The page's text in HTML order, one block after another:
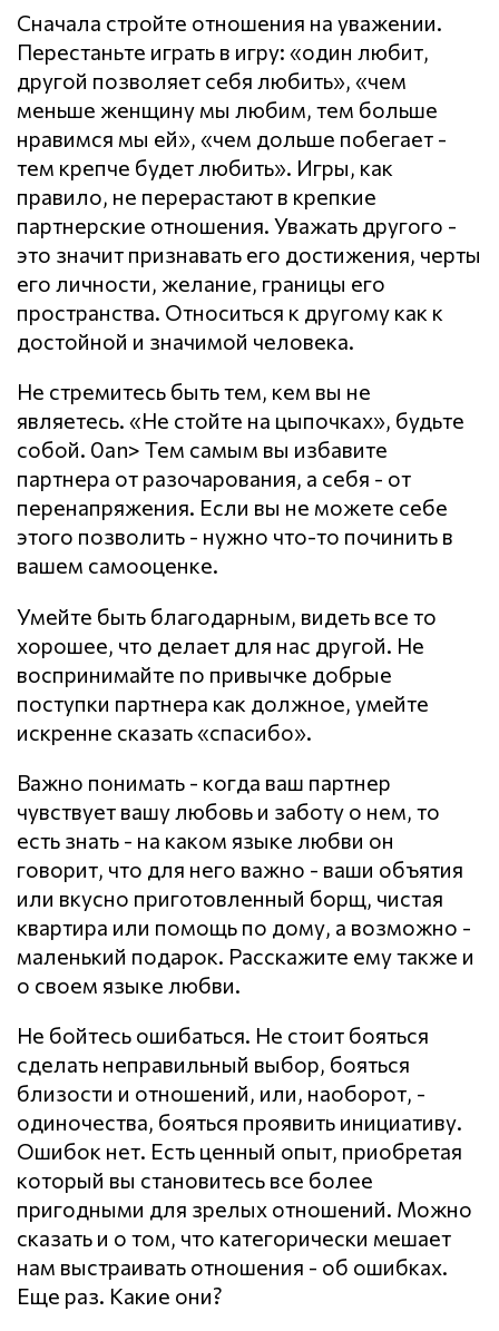
Сначала стройте отношения на уважении.
Перестаньте играть в игру: «один любит,
другой позволяет себя любить», «чем
меньше женщину мы любим, тем больше
нравимся мы ей», «чем дольше побегает -
тем крепче будет любить». Игры, как
правило, не перерастают в крепкие
партнерские отношения. Уважать другого -
это значит признавать его достижения, черты
его личности, желание, границы его
пространства. Относиться к другому как к
достойной и значимой человека.
Не стремитесь быть тем, кем вы не
являетесь. «Не стойте на цыпочках», будьте
собой. 0an> Тем самым вы избавите
партнера от разочарования, а себя - от
перенапряжения. Если вы не можете себе
этого позволить - нужно что-то починить в
вашем самооценке.
Умейте быть благодарным, видеть все то
хорошее, что делает для нас другой. Не
воспринимайте по привычке добрые
поступки партнера как должное, умейте
искренне сказать «спасибо».
Важно понимать - когда ваш партнер
чувствует вашу любовь и заботу о нем, то
есть знать - на каком языке любви он
говорит, что для него важно - ваши объятия
или вкусно приготовленный борщ, чистая
квартира или помощь по дому, а возможно -
маленький подарок. Расскажите ему также и
о своем языке любви.
Не бойтесь ошибаться. Не стоит бояться
сделать неправильный выбор, бояться
близости и отношений, или, наоборот, -
одиночества, бояться проявить инициативу.
Ошибок нет. Есть ценный опыт, приобретая
который вы становитесь все более
пригодными для зрелых отношений. Можно
сказать и о том, что категорически мешает
нам выстраивать отношения - об ошибках.
Еще раз. Какие они?